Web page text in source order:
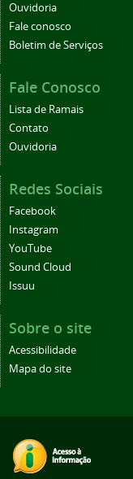
Ouvidoria
Fale conosco
Boletim de Serviços
Fale Conosco
Lista de Ramais
Contato
Ouvidoria
Redes Sociais
Facebook
Instagram
YouTube
Sound Cloud
Issuu
Sobre o site
Acessibilidade
Mapa do site